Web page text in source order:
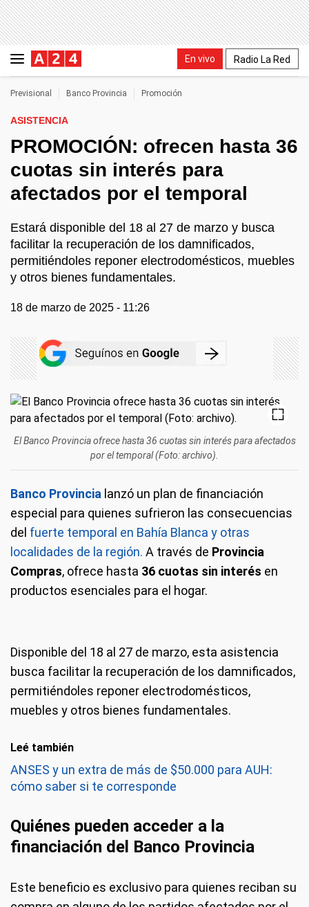
En vivo Radio La Red
Previsional Banco Provincia Promoción
ASISTENCIA
PROMOCIÓN: ofrecen hasta 36
cuotas sin interés para
afectados por el temporal
Estará disponible del 18 al 27 de marzo y busca
facilitar la recuperación de los damnificados,
permitiéndoles reponer electrodomésticos, muebles
y otros bienes fundamentales.
18 de marzo de 2025 - 11:26
El Banco Provincia ofrece hasta 36 cuotas sin interés para afectados
por el temporal (Foto: archivo).
Banco Provincia lanzó un plan de financiación
especial para quienes sufrieron las consecuencias
del fuerte temporal en Bahía Blanca y otras
localidades de la región. A través de Provincia
Compras, ofrece hasta 36 cuotas sin interés en
productos esenciales para el hogar.
Disponible del 18 al 27 de marzo, esta asistencia
busca facilitar la recuperación de los damnificados,
permitiéndoles reponer electrodomésticos,
muebles y otros bienes fundamentales.
Leé también
ANSES y un extra de más de $50.000 para AUH:
cómo saber si te corresponde
Quiénes pueden acceder a la
financiación del Banco Provincia
Este beneficio es exclusivo para quienes reciban su